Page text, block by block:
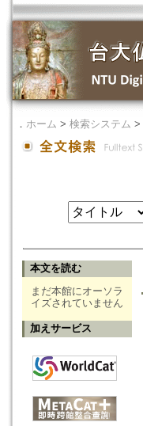
． ホーム > 検索システム >
本文を読む
まだ本館にオーソラ
イズされていません
加えサービス